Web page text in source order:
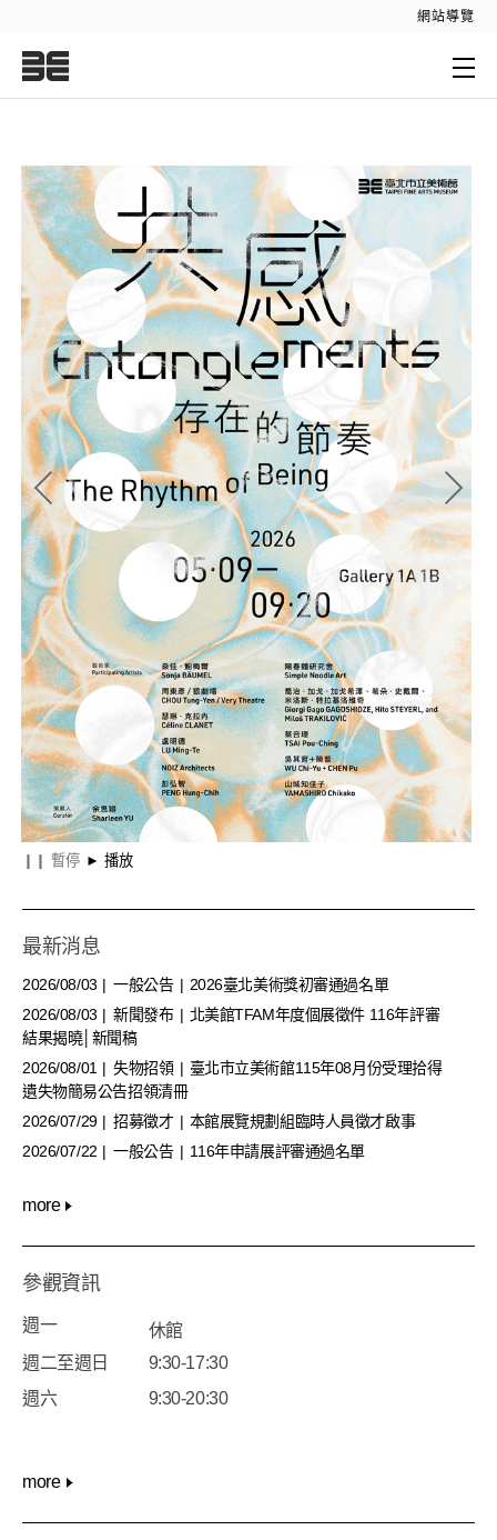
網站導覽
暫停 ► 播放
共感：存在的節奏
最新消息
2026/08/03 一般公告
2026臺北美術獎初審通過名單
2026/08/03
新聞發布
北美館TFAM年度個展徵件 116年評審
結果揭曉│新聞稿
2026/08/01
失物招領
臺北市立美術館115年08月份受理拾得
遺失物簡易公告招領清冊
2026/07/29
招募徵才
本館展覽規劃組臨時人員徵才啟事
2026/07/22
一般公告 116年申請展評審通過名單
more
參觀資訊
週一
休館
週二至週日
9:30-17:30
週六
9:30-20:30
more